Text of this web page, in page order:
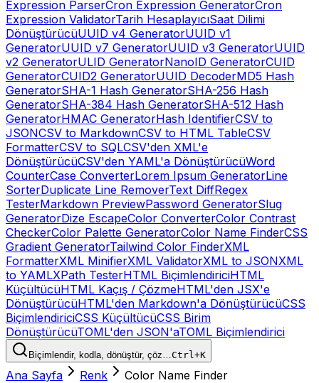
Expression ParserCron Expression GeneratorCron
Expression ValidatorTarih HesaplayıcıSaat Dilimi
DönüştürücüUUID v4 GeneratorUUID v1
GeneratorUUID v7 GeneratorUUID v3 GeneratorUUID
v2 GeneratorULID GeneratorNanoID GeneratorCUID
GeneratorCUID2 GeneratorUUID DecoderMD5 Hash
GeneratorSHA-1 Hash GeneratorSHA-256 Hash
GeneratorSHA-384 Hash GeneratorSHA-512 Hash
GeneratorHMAC GeneratorHash IdentifierCSV to
JSONCSV to MarkdownCSV to HTML TableCSV
FormatterCSV to SQLCSV'den XML'e
DönüştürücüCSV'den YAML'a DönüştürücüWord
CounterCase ConverterLorem Ipsum GeneratorLine
SorterDuplicate Line RemoverText DiffRegex
TesterMarkdown PreviewPassword GeneratorSlug
GeneratorDize EscapeColor ConverterColor Contrast
CheckerColor Palette GeneratorColor Name FinderCSS
Gradient GeneratorTailwind Color FinderXML
FormatterXML MinifierXML ValidatorXML to JSONXML
to YAMLXPath TesterHTML BiçimlendiriciHTML
KüçültücüHTML Kaçış / ÇözmeHTML'den JSX'e
DönüştürücüHTML'den Markdown'a DönüştürücüCSS
BiçimlendiriciCSS KüçültücüCSS Birim
DönüştürücüTOML'den JSON'aTOML Biçimlendirici
Biçimlendir, kodla, dönüştür, çöz…Ctrl+K
Ana Sayfa Renk Color Name Finder